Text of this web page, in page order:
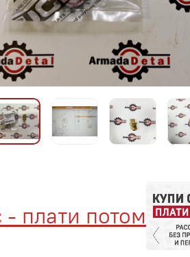
потом